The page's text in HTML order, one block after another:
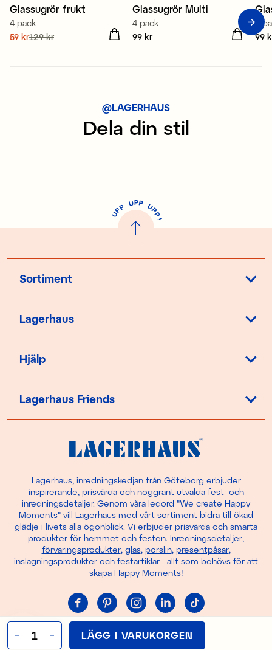
LÄGG I VARUKORGEN
Sale
Glassugrör frukt
4-pack
Nuvarande pris
59 kr129 kr
Glassugrör Multi
4-pack
Pris:
99 kr
4-
Pris
99
@LAGERHAUS
Dela din stil
U
P
P UPP UP
P
!
Sortiment
Lagerhaus
Hjälp
Lagerhaus Friends
Lagerhaus, inredningskedjan från Göteborg erbjuder
inspirerande, prisvärda och noggrant utvalda fest- och
inredningsdetaljer. Genom våra ledord "We create Happy
Moments" vill Lagerhaus med vårt sortiment bidra till ökad
glädje i livets alla ögonblick. Vi erbjuder prisvärda och smarta
produkter för hemmet och festen. Inredningsdetaljer,
förvaringsprodukter, glas, porslin, presentpåsar,
inslagningsprodukter och festartiklar - allt som behövs för att
skapa Happy Moments!
Cookie-inställningar